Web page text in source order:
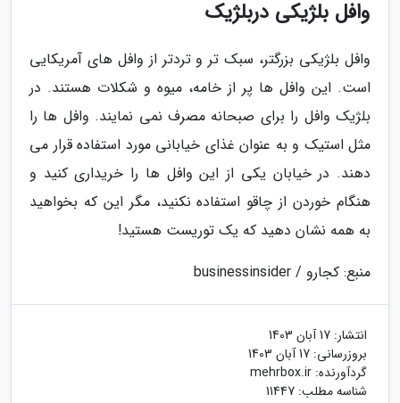
وافل بلژیکی دربلژیک
وافل بلژیکی بزرگتر، سبک تر و تردتر از وافل های آمریکایی
است. این وافل ها پر از خامه، میوه و شکلات هستند. در
بلژیک وافل را برای صبحانه مصرف نمی نمایند. وافل ها را
مثل استیک و به عنوان غذای خیابانی مورد استفاده قرار می
دهند. در خیابان یکی از این وافل ها را خریداری کنید و
هنگام خوردن از چاقو استفاده نکنید، مگر این که بخواهید
به همه نشان دهید که یک توریست هستید!
منبع: کجارو / businessinsider
انتشار: 17 آبان 1403
بروزرسانی: 17 آبان 1403
گردآورنده: mehrbox.ir
شناسه مطلب: 11447